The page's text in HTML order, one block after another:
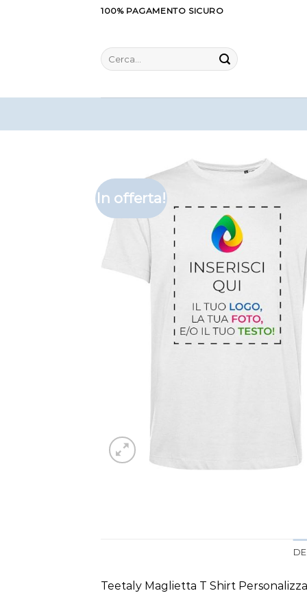
100% PAGAMENTO SICURO
Cerca:
In offerta!
Teetaly Maglietta T Shirt